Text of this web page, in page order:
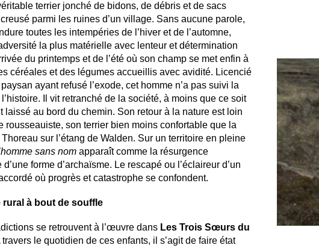
terrier jonché de bidons, de débris et de sacs
parmi les ruines d’un village. Sans aucune parole,
toutes les intempéries de l’hiver et de l’automne,
la plus matérielle avec lenteur et détermination
du printemps et de l’été où son champ se met enfin à
céréales et des légumes accueillis avec avidité. Licencié
ayant refusé l’exode, cet homme n’a pas suivi la
Il vit retranché de la société, à moins que ce soit
laissé au bord du chemin. Son retour à la nature est loin
rousseauiste, son terrier bien moins confortable que la
sur l’étang de Walden. Sur un territoire en pleine
sans nom apparaît comme la résurgence
forme d’archaïsme. Le rescapé ou l’éclaireur d’un
où progrès et catastrophe se confondent.
rural à bout de souffle
se retrouvent à l’œuvre dans Les Trois Sœurs du
travers le quotidien de ces enfants, il s’agit de faire état